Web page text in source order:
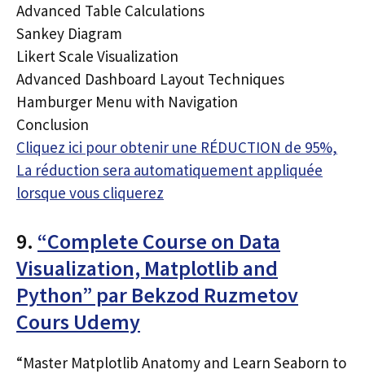
Advanced Table Calculations
Sankey Diagram
Likert Scale Visualization
Advanced Dashboard Layout Techniques
Hamburger Menu with Navigation
Conclusion
Cliquez ici pour obtenir une RÉDUCTION de 95%,
La réduction sera automatiquement appliquée
lorsque vous cliquerez
9. “Complete Course on Data
Visualization, Matplotlib and
Python” par Bekzod Ruzmetov
Cours Udemy
“Master Matplotlib Anatomy and Learn Seaborn to